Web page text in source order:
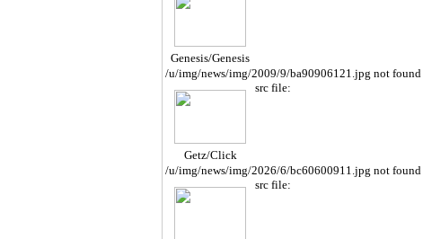
Genesis/Genesis
Cope
/u/img/news/img/2009/9/ba90906121.jpg not found
Getz/Click
src file:
/u/img/news/img/2026/6/bc60600911.jpg not found
src file: